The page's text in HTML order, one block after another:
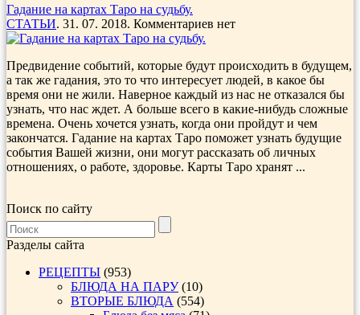
Гадание на картах Таро на судьбу.
СТАТЬИ. 31. 07. 2018. Комментариев нет
Предвидение событий, которые будут происходить в будущем,
а так же гадания, это то что интересует людей, в какое бы
время они не жили. Наверное каждый из нас не отказался бы
узнать, что нас ждет. А больше всего в какие-нибудь сложные
времена. Очень хочется узнать, когда они пройдут и чем
закончатся. Гадание на картах Таро поможет узнать будущие
события Вашей жизни, они могут рассказать об личных
отношениях, о работе, здоровье. Карты Таро хранят ...
Поиск по сайту
Разделы сайта
РЕЦЕПТЫ (953)
БЛЮДА НА ПАРУ(10)
ВТОРЫЕ БЛЮДА (554)